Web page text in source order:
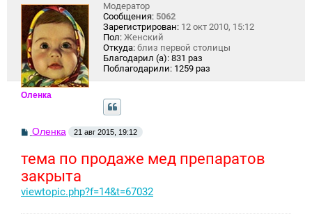
Оленка
Модератор
Сообщения: 5062
Зарегистрирован: 12 окт 2010, 15:12
Пол: Женский
Откуда: близ первой столицы
Благодарил (а): 831 раз
Поблагодарили: 1259 раз
С
б
е
н
и
Оленка 21 авг 2015, 19:12
тема по продаже мед препаратов
закрыта
viewtopic.php?f=14&t=67032